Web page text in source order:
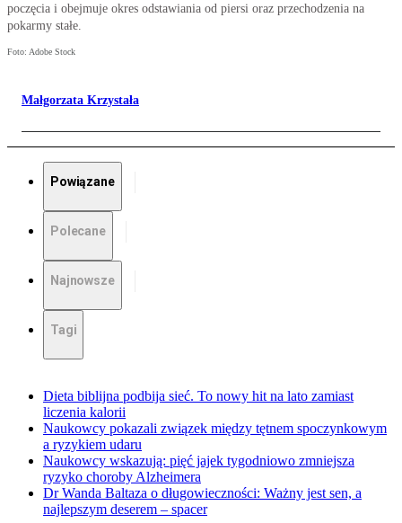
poczęcia i obejmuje okres odstawiania od piersi oraz przechodzenia na
pokarmy stałe.
Foto: Adobe Stock
Małgorzata Krzystała
Powiązane
Polecane
Najnowsze
Tagi
Dieta biblijna podbija sieć. To nowy hit na lato zamiast
liczenia kalorii
Naukowcy pokazali związek między tętnem spoczynkowym
a ryzykiem udaru
Naukowcy wskazują: pięć jajek tygodniowo zmniejsza
ryzyko choroby Alzheimera
Dr Wanda Baltaza o długowieczności: Ważny jest sen, a
najlepszym deserem – spacer